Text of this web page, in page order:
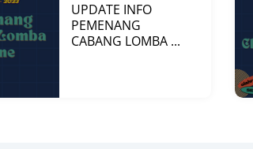
UPDATE INFO
PEMENANG
CABANG LOMBA ...